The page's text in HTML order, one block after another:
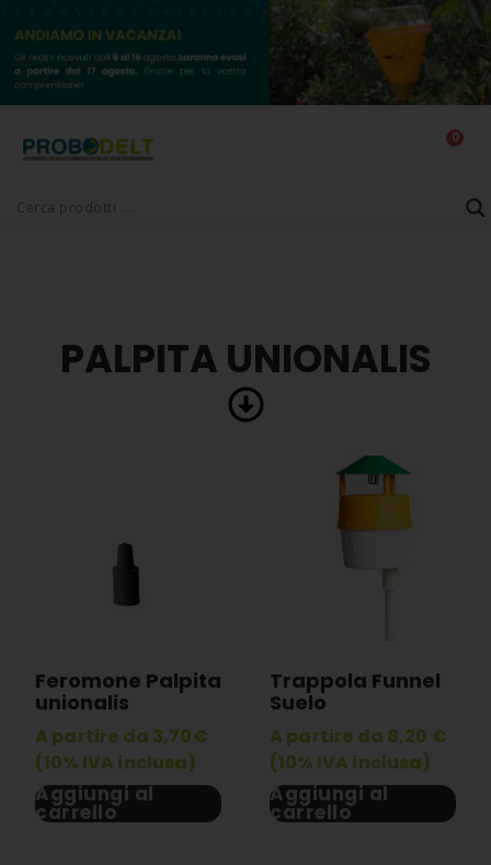
0
PALPITA UNIONALIS
Feromone Palpita
unionalis
A partire da 3,70€
(10% IVA inclusa)
Aggiungi al
carrello
Trappola Funnel
Suelo
A partire da 8,20 €
(10% IVA inclusa)
Aggiungi al
carrello